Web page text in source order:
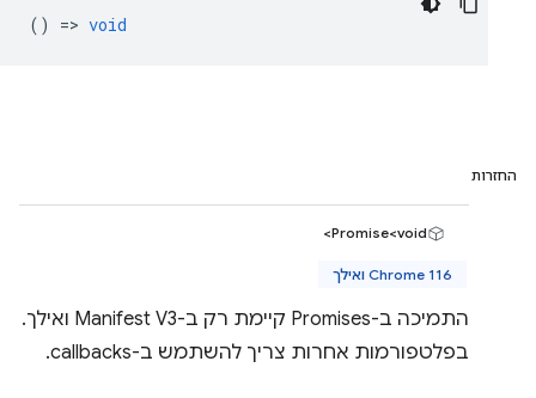
() => void
החזרות
Promise<void>
Chrome 116 ואילך
התמיכה ב-Promises קיימת רק ב-Manifest V3 ואילך.
בפלטפורמות אחרות צריך להשתמש ב-callbacks.